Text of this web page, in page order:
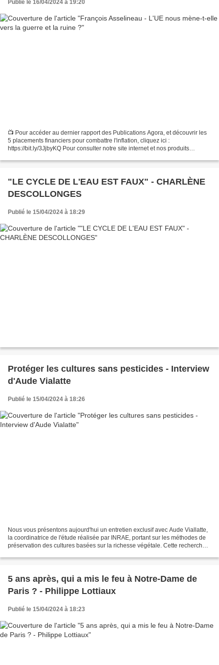
Publié le 16/04/2024 à 19:20
📺 Pour accéder au dernier rapport des Publications Agora, et découvrir les
5 placements financiers pour combattre l'inflation, cliquez ici :
https://bit.ly/3JjbyKQ Pour consulter notre site internet et nos produits
investissement/...
"LE CYCLE DE L'EAU EST FAUX" - CHARLÈNE
DESCOLLONGES
Publié le 15/04/2024 à 18:29
Protéger les cultures sans pesticides - Interview
d'Aude Vialatte
Publié le 15/04/2024 à 18:26
Nous vous présentons aujourd'hui un entretien exclusif avec Aude Viallatte,
la coordinatrice de l'étude réalisée par INRAE, portant sur les méthodes de
préservation des cultures basées sur la richesse végétale. Cette recherche
5 ans après, qui a mis le feu à Notre-Dame de
Paris ? - Philippe Lottiaux
Publié le 15/04/2024 à 18:23